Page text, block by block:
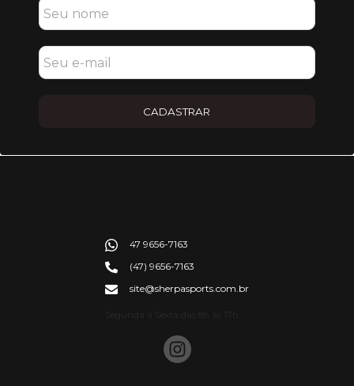
CADASTRAR
47 9656-7163
(47) 9656-7163
site@sherpasports.com.br